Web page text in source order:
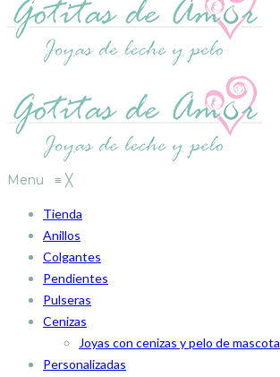
Menu ≡ ╳
Tienda
Anillos
Colgantes
Pendientes
Pulseras
Cenizas
Joyas con cenizas y pelo de mascota
Personalizadas